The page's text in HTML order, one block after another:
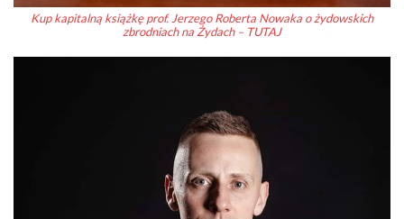
Kup kapitalną książkę prof. Jerzego Roberta Nowaka o żydowskich
zbrodniach na Żydach – TUTAJ